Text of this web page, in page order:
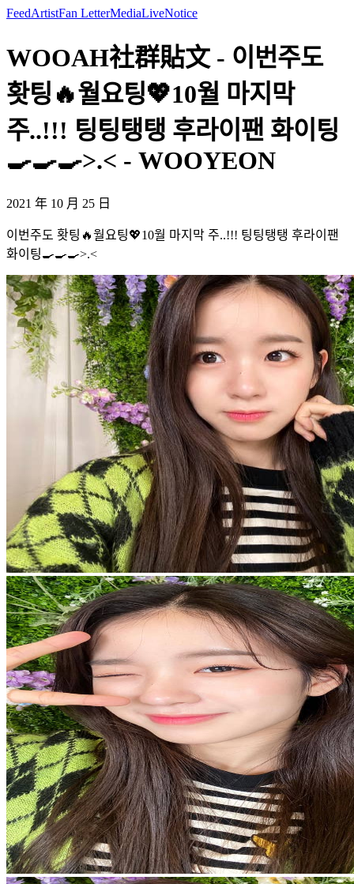
FeedArtistFan LetterMediaLiveNotice
WOOAH社群貼文 - 이번주도
홧팅🔥월요팅💖10월 마지막
주..!!! 팅팅탱탱 후라이팬 화이팅
🍳🍳🍳>.< - WOOYEON
2021 年 10 月 25 日
이번주도 홧팅🔥월요팅💖10월 마지막 주..!!! 팅팅탱탱 후라이팬
화이팅🍳🍳🍳>.<